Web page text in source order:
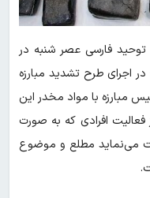
فارسی عصر شنبه در
اجرای طرح تشدید مبارزه
مبارزه با مواد مخدر این
فعالیت افرادی که به صورت
می‌نماید مطلع و موضوع